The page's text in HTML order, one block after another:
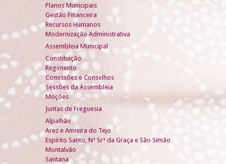
Planos Municipais
Gestão Financeira
Recursos Humanos
Modernização Administrativa
Assembleia Municipal
Constituição
Regimento
Comissões e Conselhos
Sessões da Assembleia
Moções
Juntas de Freguesia
Alpalhão
Arez e Amieira do Tejo
Espírito Santo, Nª Srª da Graça e São Simão
Montalvão
Santana